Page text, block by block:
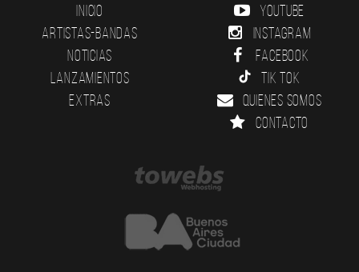
Inicio
Artistas-Bandas
Noticias
Lanzamientos
Extras
YouTube
Instagram
Facebook
Tik Tok
Quienes somos
Contacto